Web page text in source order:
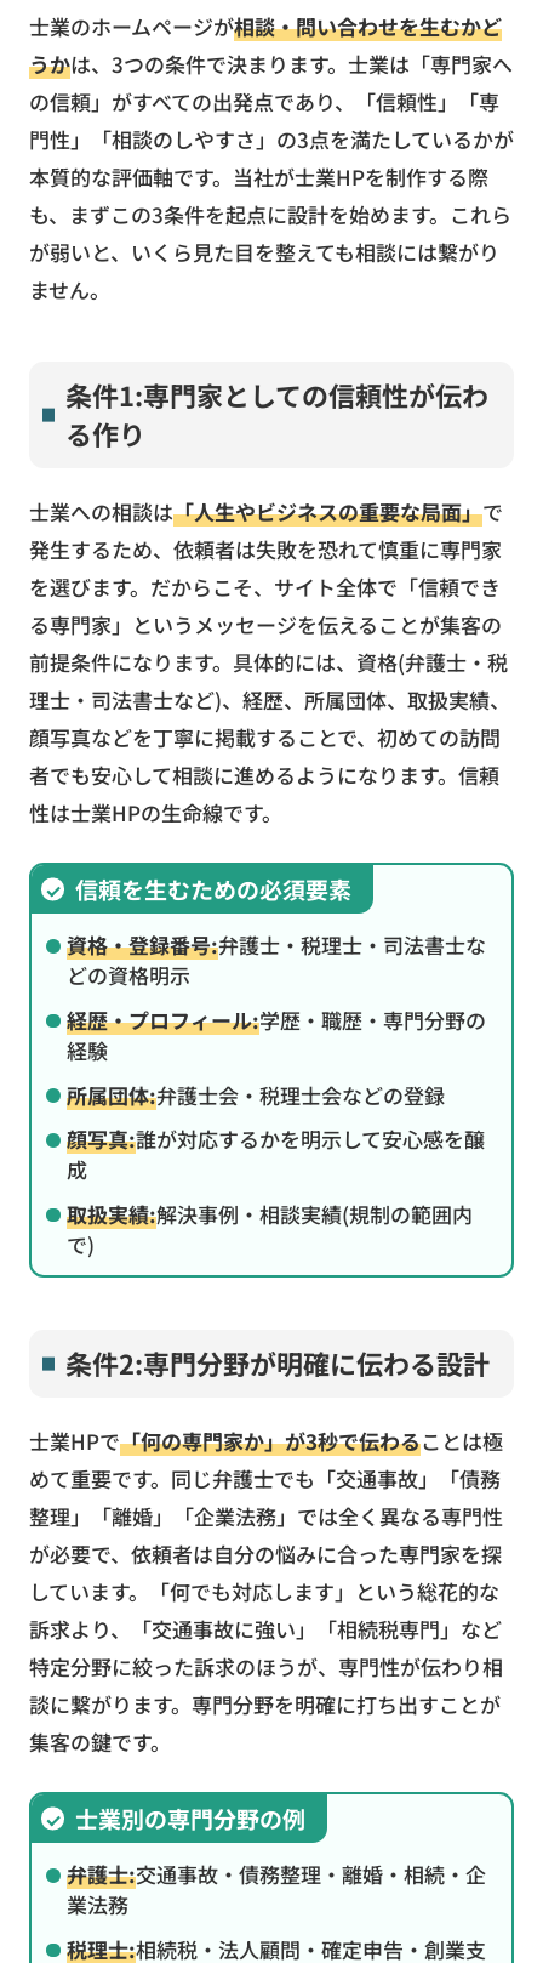
士業のホームページが相談・問い合わせを生むかど
うかは、3つの条件で決まります。士業は「専門家へ
の信頼」がすべての出発点であり、「信頼性」「専
門性」「相談のしやすさ」の3点を満たしているかが
本質的な評価軸です。当社が士業HPを制作する際
も、まずこの3条件を起点に設計を始めます。これら
が弱いと、いくら見た目を整えても相談には繋がり
ません。
条件1:専門家としての信頼性が伝わ
る作り
士業への相談は「人生やビジネスの重要な局面」で
発生するため、依頼者は失敗を恐れて慎重に専門家
を選びます。だからこそ、サイト全体で「信頼でき
る専門家」というメッセージを伝えることが集客の
前提条件になります。具体的には、資格(弁護士・税
理士・司法書士など)、経歴、所属団体、取扱実績、
顔写真などを丁寧に掲載することで、初めての訪問
者でも安心して相談に進めるようになります。信頼
性は士業HPの生命線です。
信頼を生むための必須要素
資格・登録番号:弁護士・税理士・司法書士な
どの資格明示
経歴・プロフィール:学歴・職歴・専門分野の
経験
所属団体:弁護士会・税理士会などの登録
顔写真:誰が対応するかを明示して安心感を醸
成
取扱実績:解決事例・相談実績(規制の範囲内
で)
条件2:専門分野が明確に伝わる設計
士業HPで「何の専門家か」が3秒で伝わることは極
めて重要です。同じ弁護士でも「交通事故」「債務
整理」「離婚」「企業法務」では全く異なる専門性
が必要で、依頼者は自分の悩みに合った専門家を探
しています。「何でも対応します」という総花的な
訴求より、「交通事故に強い」「相続税専門」など
特定分野に絞った訴求のほうが、専門性が伝わり相
談に繋がります。専門分野を明確に打ち出すことが
集客の鍵です。
士業別の専門分野の例
弁護士:交通事故・債務整理・離婚・相続・企
業法務
税理士:相続税・法人顧問・確定申告・創業支